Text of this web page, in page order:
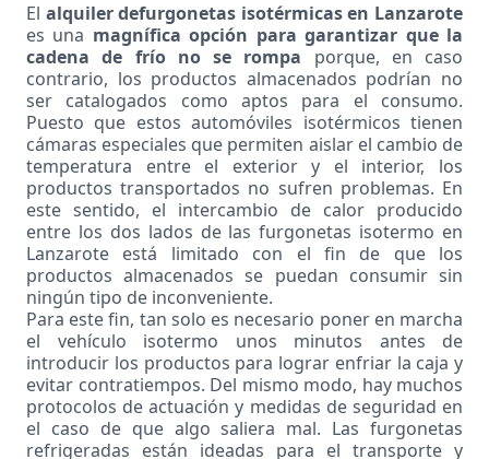
El alquiler defurgonetas isotérmicasen Lanzarote
es una magnífica opción para garantizar que la
cadena de frío no se rompa porque, en caso
contrario, los productos almacenados podrían no
ser catalogados como aptos para el consumo.
Puesto que estos automóviles isotérmicos tienen
cámaras especiales que permiten aislar el cambio de
temperatura entre el exterior y el interior, los
productos transportados no sufren problemas. En
este sentido, el intercambio de calor producido
entre los dos lados de las furgonetas isotermo en
Lanzarote está limitado con el fin de que los
productos almacenados se puedan consumir sin
ningún tipo de inconveniente.
Para este fin, tan solo es necesario poner en marcha
el vehículo isotermo unos minutos antes de
introducir los productos para lograr enfriar la caja y
evitar contratiempos. Del mismo modo, hay muchos
protocolos de actuación y medidas de seguridad en
el caso de que algo saliera mal. Las furgonetas
refrigeradas están ideadas para el transporte y